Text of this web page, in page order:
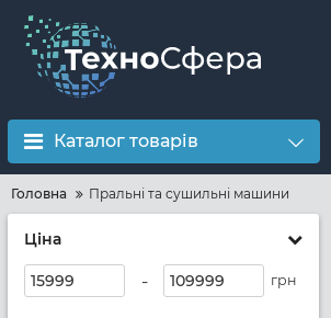
Каталог товарів
Головна Пральні та сушильні машини
Ціна
- грн